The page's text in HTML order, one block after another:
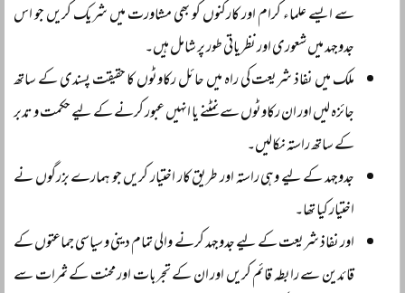
سے ایسے علماء کرام اور کارکنوں کو بھی مشاورت میں شریک کریں جو اس
جدوجہد میں شعوری اور نظریاتی طور پر شامل ہیں۔
ملک میں نفاذ شریعت کی راہ میں حائل رکاوٹوں کا حقیقت پسندی کے ساتھ
جائزہ لیں اور ان رکاوٹوں سے نمٹنے یا انہیں عبور کرنے کے لیے حکمت و تدبر
کے ساتھ راستہ نکالیں۔
جدوجہد کے لیے وہی راستہ اور طریق کار اختیار کریں جو ہمارے بزرگوں نے
اختیار کیا تھا۔
اور نفاذ شریعت کے لیے جدوجہد کرنے والی تمام دینی و سیاسی جماعتوں کے
قائدین سے رابطہ قائم کریں اور ان کے تجربات اور محنت کے ثمرات سے